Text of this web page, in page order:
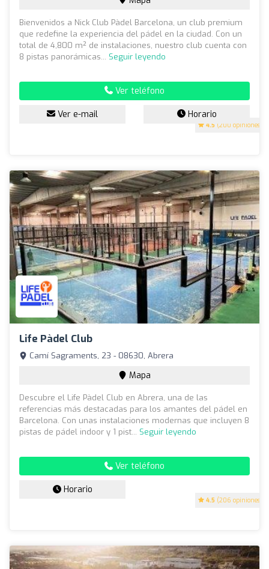
4.5 (200 opiniones)
Bienvenidos a Nick Club Pàdel Barcelona, un club premium
que redefine la experiencia del pádel en la ciudad. Con un
total de 4,800 m² de instalaciones, nuestro club cuenta con
8 pistas panorámicas... Seguir leyendo
Ver teléfono
Ver e-mail Horario
Life Pàdel Club
4.5 (206 opiniones)
Camí Sagraments, 23 - 08630, Abrera
Mapa
Descubre el Life Pàdel Club en Abrera, una de las
referencias más destacadas para los amantes del pádel en
Barcelona. Con unas instalaciones modernas que incluyen 8
pistas de pádel indoor y 1 pist... Seguir leyendo
Ver teléfono
Horario